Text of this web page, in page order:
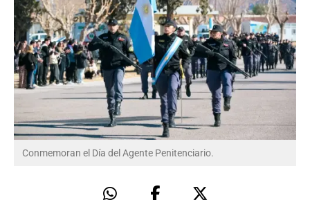
Conmemoran el Día del Agente Penitenciario.